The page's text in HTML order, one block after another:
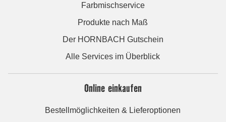
Farbmischservice
Produkte nach Maß
Der HORNBACH Gutschein
Alle Services im Überblick
Online einkaufen
Bestellmöglichkeiten & Lieferoptionen